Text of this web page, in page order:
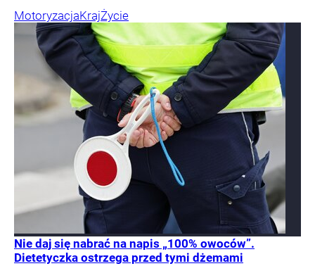
MotoryzacjaKrajŻycie
Nie daj się nabrać na napis „100% owoców”.
Dietetyczka ostrzega przed tymi dżemami